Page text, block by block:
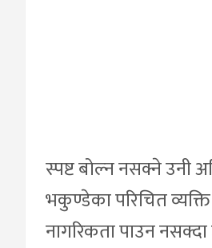
स्पष्ट बोल्न नसक्ने उनी
भकुण्डेका परिचित
नागरिकता पाउन